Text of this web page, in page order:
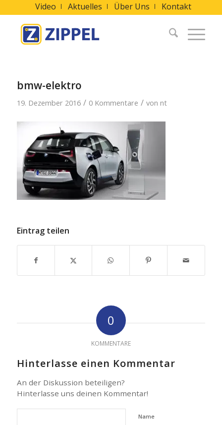
Video Aktuelles Über Uns Kontakt
bmw-elektro
19. Dezember 2016 / 0 Kommentare / von nt
Eintrag teilen
0
KOMMENTARE
Hinterlasse einen Kommentar
An der Diskussion beteiligen?
Hinterlasse uns deinen Kommentar!
Name